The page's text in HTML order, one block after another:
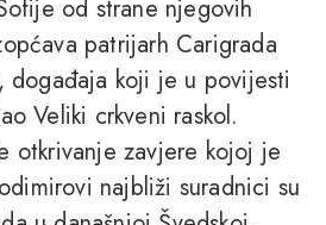
od strane njegovih
patrijarh Carigrada
događaja koji je u povijesti
Veliki crkveni raskol.
otkrivanje zavjere kojoj je
najbliži suradnici su